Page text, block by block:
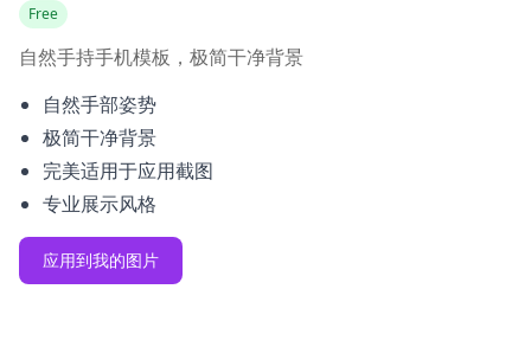
Free
自然手持手机模板，极简干净背景
自然手部姿势
极简干净背景
完美适用于应用截图
专业展示风格
应用到我的图片